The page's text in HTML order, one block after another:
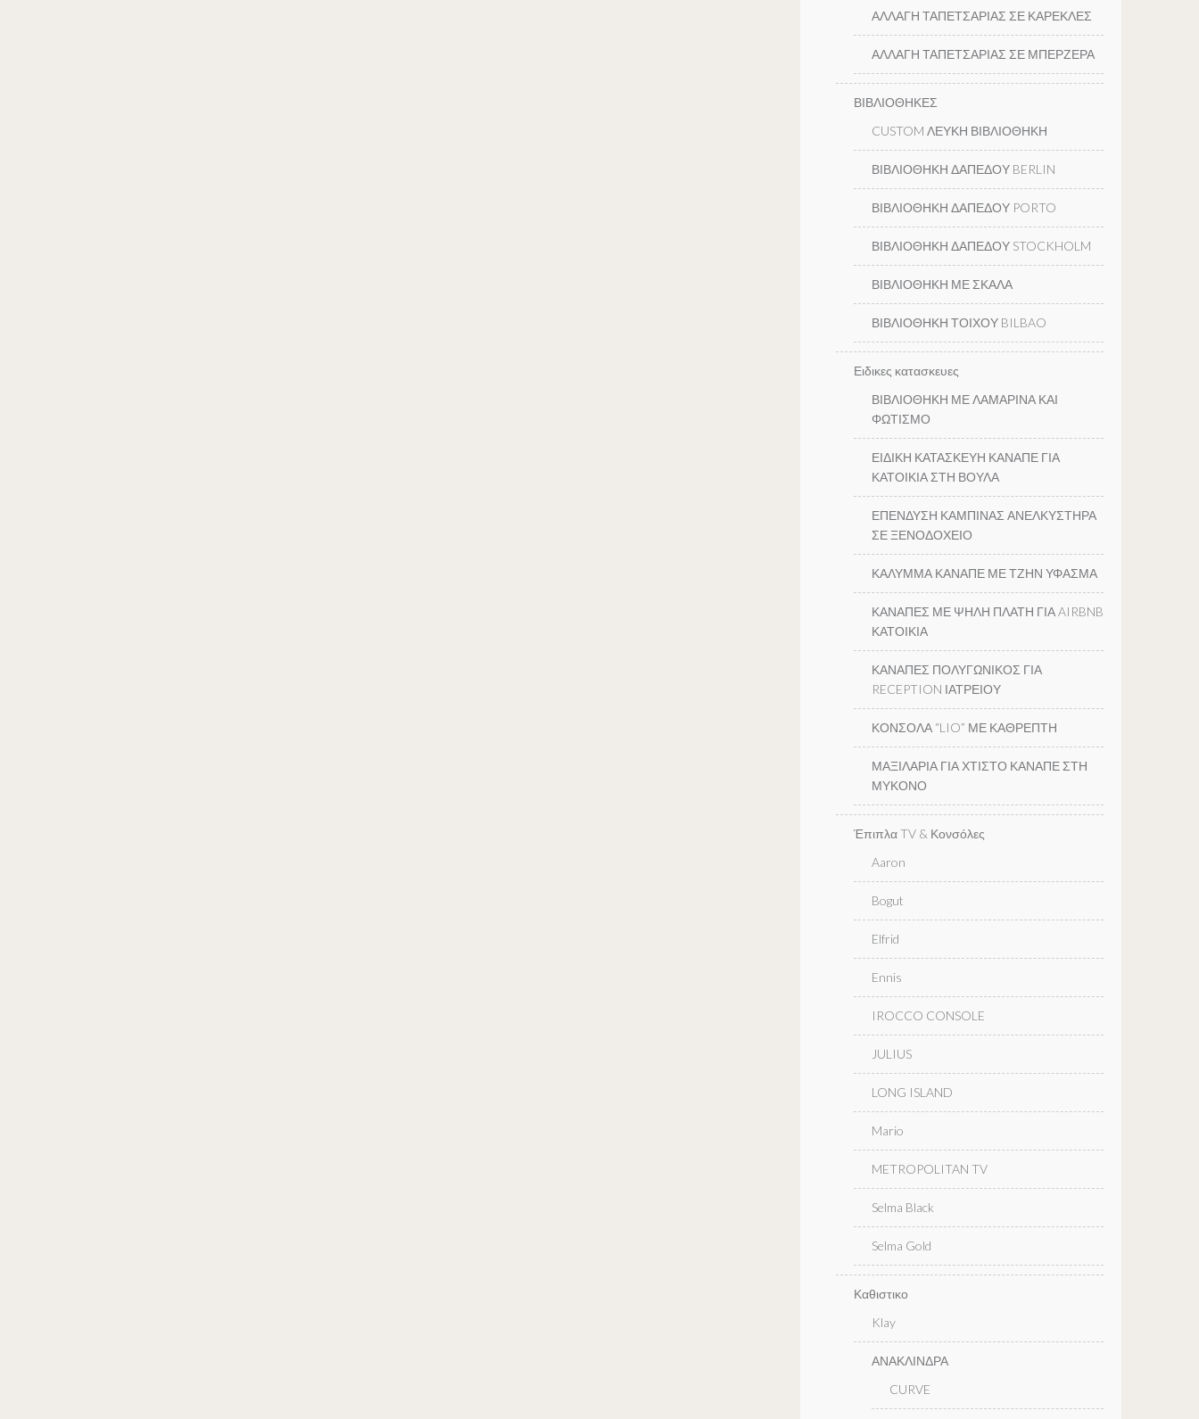
ΑΛΛΑΓΗ ΤΑΠΕΤΣΑΡΙΑΣ ΣΕ ΚΑΡΕΚΛΕΣ
ΑΛΛΑΓΗ ΤΑΠΕΤΣΑΡΙΑΣ ΣΕ ΜΠΕΡΖΕΡΑ
ΒΙΒΛΙΟΘΗΚΕΣ
CUSTOM ΛΕΥΚΗ ΒΙΒΛΙΟΘΗΚΗ
ΒΙΒΛΙΟΘΗΚΗ ΔΑΠΕΔΟΥ BERLIN
ΒΙΒΛΙΟΘΗΚΗ ΔΑΠΕΔΟΥ PORTO
ΒΙΒΛΙΟΘΗΚΗ ΔΑΠΕΔΟΥ STOCKHOLM
ΒΙΒΛΙΟΘΗΚΗ ΜΕ ΣΚΑΛΑ
ΒΙΒΛΙΟΘΗΚΗ ΤΟΙΧΟΥ BILBAO
Ειδικες κατασκευες
ΒΙΒΛΙΟΘΗΚΗ ΜΕ ΛΑΜΑΡΙΝΑ ΚΑΙ
ΦΩΤΙΣΜΟ
ΕΙΔΙΚΗ ΚΑΤΑΣΚΕΥΗ ΚΑΝΑΠΕ ΓΙΑ
ΚΑΤΟΙΚΙΑ ΣΤΗ ΒΟΥΛΑ
ΕΠΕΝΔΥΣΗ ΚΑΜΠΙΝΑΣ ΑΝΕΛΚΥΣΤΗΡΑ
ΣΕ ΞΕΝΟΔΟΧΕΙΟ
ΚΑΛΥΜΜΑ ΚΑΝΑΠΕ ΜΕ ΤΖΗΝ ΥΦΑΣΜΑ
ΚΑΝΑΠΕΣ ΜΕ ΨΗΛΗ ΠΛΑΤΗ ΓΙΑ AIRBNB
ΚΑΤΟΙΚΙΑ
ΚΑΝΑΠΕΣ ΠΟΛΥΓΩΝΙΚΟΣ ΓΙΑ
RECEPTION ΙΑΤΡΕΙΟΥ
ΚΟΝΣΟΛΑ “LIO” ΜΕ ΚΑΘΡΕΠΤΗ
ΜΑΞΙΛΑΡΙΑ ΓΙΑ ΧΤΙΣΤΟ ΚΑΝΑΠΕ ΣΤΗ
ΜΥΚΟΝΟ
Έπιπλα TV & Κονσόλες
Aaron
Bogut
Elfrid
Ennis
IROCCO CONSOLE
JULIUS
LONG ISLAND
Mario
METROPOLITAN TV
Selma Black
Selma Gold
Καθιστικο
Klay
ΑΝΑΚΛΙΝΔΡΑ
CURVE